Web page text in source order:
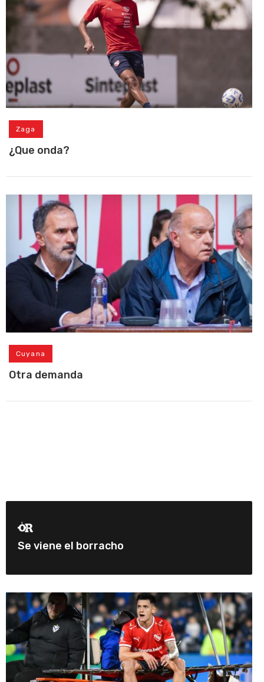
Zaga
¿Que onda?
Cuyana
Otra demanda
Se viene el borracho